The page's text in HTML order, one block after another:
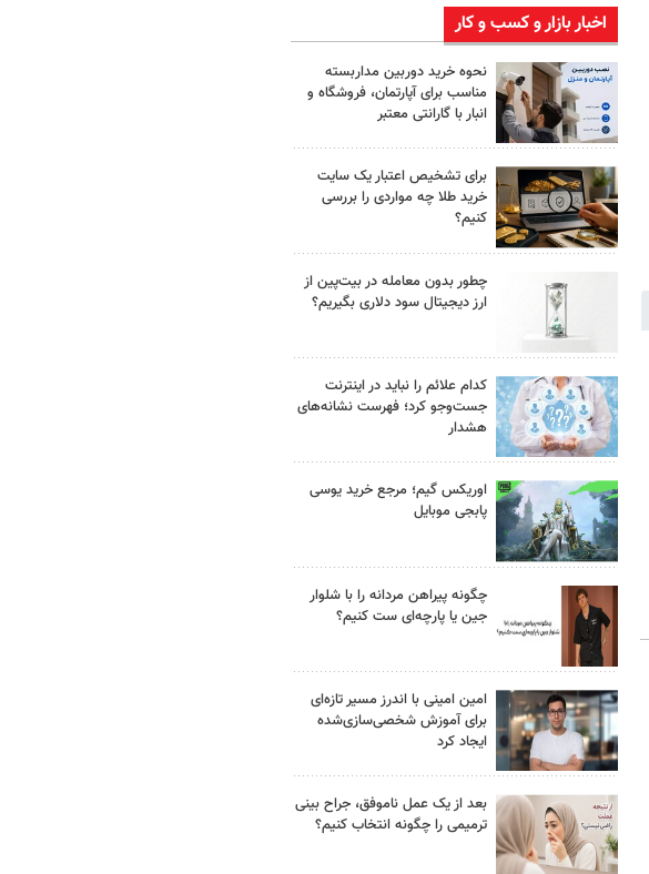
اخبار بازار و کسب و کار
نحوه خرید دوربین مداربسته
مناسب برای آپارتمان، فروشگاه و
انبار با گارانتی معتبر
برای تشخیص اعتبار یک سایت
خرید طلا چه مواردی را بررسی
کنیم؟
چطور بدون معامله در بیت‌پین از
ارز دیجیتال سود دلاری بگیریم؟
کدام علائم را نباید در اینترنت
جست‌وجو کرد؛ فهرست نشانه‌های
هشدار
اوریکس گیم؛ مرجع خرید یوسی
پابجی موبایل
چگونه پیراهن مردانه را با شلوار
جین یا پارچه‌ای ست کنیم؟
امین امینی با اندرز مسیر تازه‌ای
برای آموزش شخصی‌سازی‌شده
ایجاد کرد
بعد از یک عمل ناموفق، جراح بینی
ترمیمی را چگونه انتخاب کنیم؟